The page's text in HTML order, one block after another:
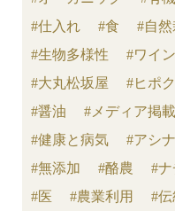
#仕入れ
#食 #自
#生物多様性
#ワイ
#大丸松坂屋
#ヒポ
#醤油
#メディア掲載
#健康と病気
#アシ
#無添加
#酪農 #
#医
#農業利用 #